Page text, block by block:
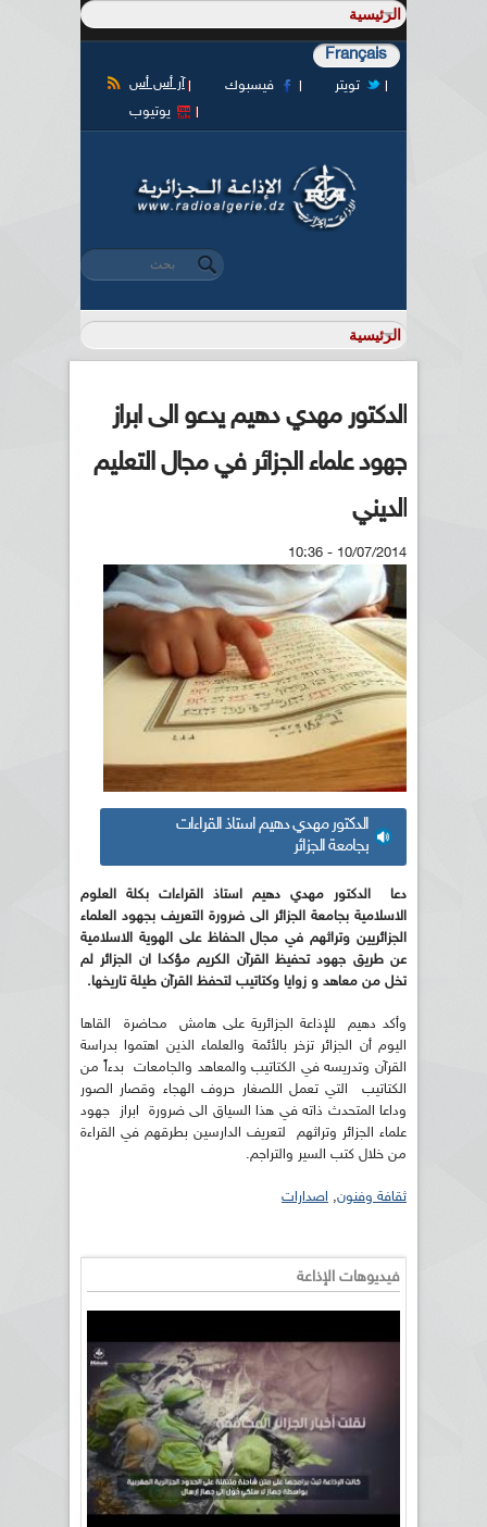
Français
آر أس أس فيسبوك
تويتر
يوتيوب
استمارة البحث
‏بحث ‏
الدكتور مهدي دهيم يدعو الى ابراز
جهود علماء الجزائر في مجال التعليم
الديني
10/07/2014 - 10:36
الدكتور مهدي دهيم استاذ القراءات
بجامعة الجزائر
دعا الدكتور مهدي دهيم استاذ القراءات بكلة العلوم
الاسلامية بجامعة الجزائر الى ضرورة التعريف بجهود العلماء
الجزائريين وتراثهم في مجال الحفاظ على الهوية الاسلامية
عن طريق جهود تحفيظ القرآن الكريم مؤكدا ان الجزائر لم
تخل من معاهد و زوايا وكتاتيب لتحفظ القرآن طيلة تاريخها.
وأكد دهيم للإذاعة الجزائرية على هامش محاضرة القاها
اليوم أن الجزائر تزخر بالأئمة والعلماء الذين اهتموا بدراسة
القرآن وتدريسه في الكتاتيب والمعاهد والجامعات بدءاً من
الكتاتيب التي تعمل اللصغار حروف الهجاء وقصار الصور
وداعا المتحدث ذاته في هذا السياق الى ضرورة ابراز جهود
علماء الجزائر وتراثهم لتعريف الدارسين بطرقهم في القراءة
من خلال كتب السير والتراجم.
ثقافة وفنون, اصدارات
فيديوهات الإذاعة